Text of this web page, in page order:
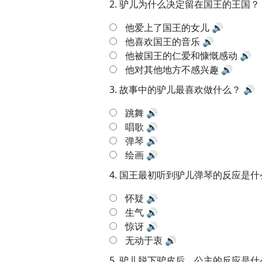
2. 驴儿为什么决定留在国王的王国？
他爱上了国王的女儿 🔊
他喜欢国王的音乐 🔊
他被国王的仁爱和慷慨感动 🔊
他对其他地方不感兴趣 🔊
3. 故事中的驴儿最喜欢做什么？ 🔊
跳舞 🔊
唱歌 🔊
弹琴 🔊
绘画 🔊
4. 国王最初听到驴儿弹琴的反应是什
怀疑 🔊
生气 🔊
惊讶 🔊
无动于衷 🔊